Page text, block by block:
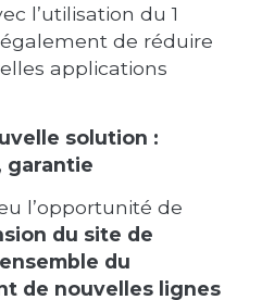
l’utilisation du 1
de réduire
applications
solution :
garantie
l’opportunité de
du site de
du
de nouvelles lignes